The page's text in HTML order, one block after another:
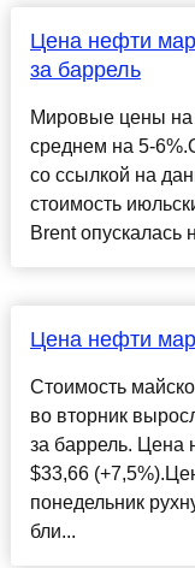
Цена нефти
за баррель
Мировые цены на
среднем на 5-
со ссылкой на
стоимость
Brent опускалась
Цена нефти
Стоимость
во вторник
за баррель. Цена
$33,66
понедельник
бли...